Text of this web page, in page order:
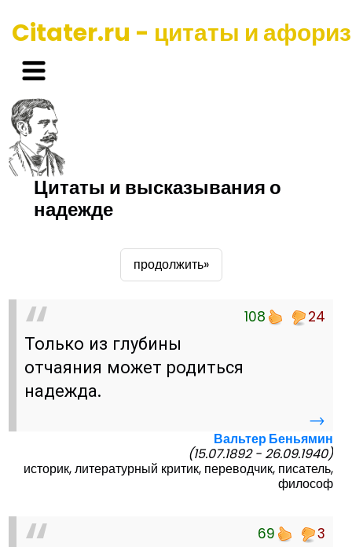
Citater.ru - цитаты и
Цитаты и высказывания о
надежде
продолжить»
108 24
Только из глубины
отчаяния может родиться
надежда.
→
Вальтер Беньямин
(15.07.1892 - 26.09.1940)
историк, литературный критик, переводчик, писатель,
философ
69 3